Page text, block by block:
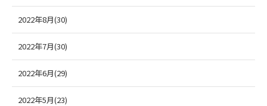
2022年8月(30)
2022年7月(30)
2022年6月(29)
2022年5月(23)